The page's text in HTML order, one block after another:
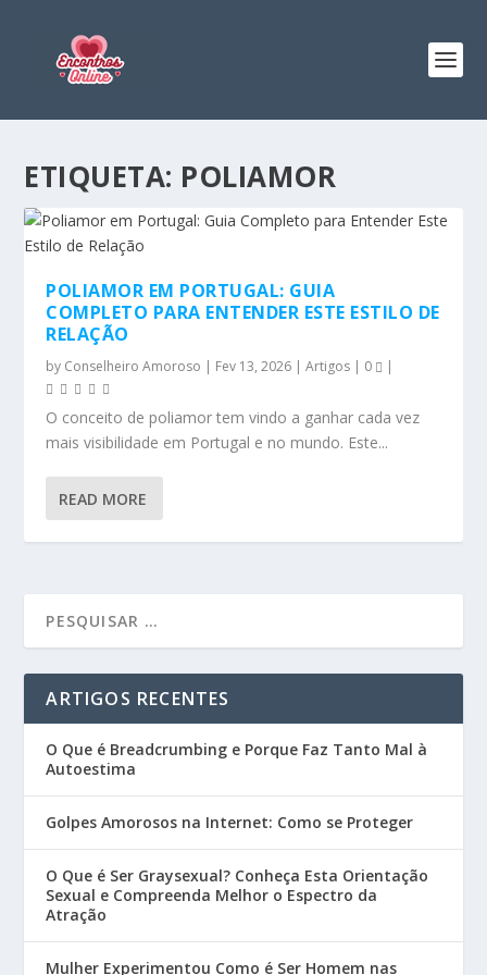
ETIQUETA: POLIAMOR
POLIAMOR EM PORTUGAL: GUIA
COMPLETO PARA ENTENDER ESTE ESTILO DE
RELAÇÃO
by Conselheiro Amoroso | Fev 13, 2026 |Artigos | 0 |
O conceito de poliamor tem vindo a ganhar cada vez
mais visibilidade em Portugal e no mundo. Este...
READ MORE
ARTIGOS RECENTES
O Que é Breadcrumbing e Porque Faz Tanto Mal à
Autoestima
Golpes Amorosos na Internet: Como se Proteger
O Que é Ser Graysexual? Conheça Esta Orientação
Sexual e Compreenda Melhor o Espectro da
Atração
Mulher Experimentou Como é Ser Homem nas